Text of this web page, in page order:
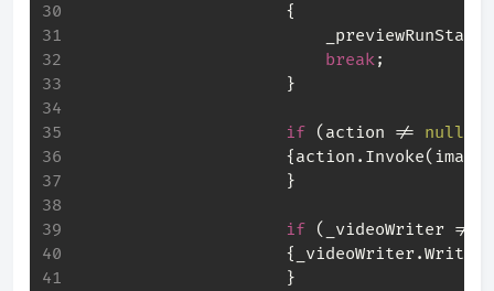
                     {
break;
                     }
if (action != null
                     }
if (_videoWriter !=
                     }